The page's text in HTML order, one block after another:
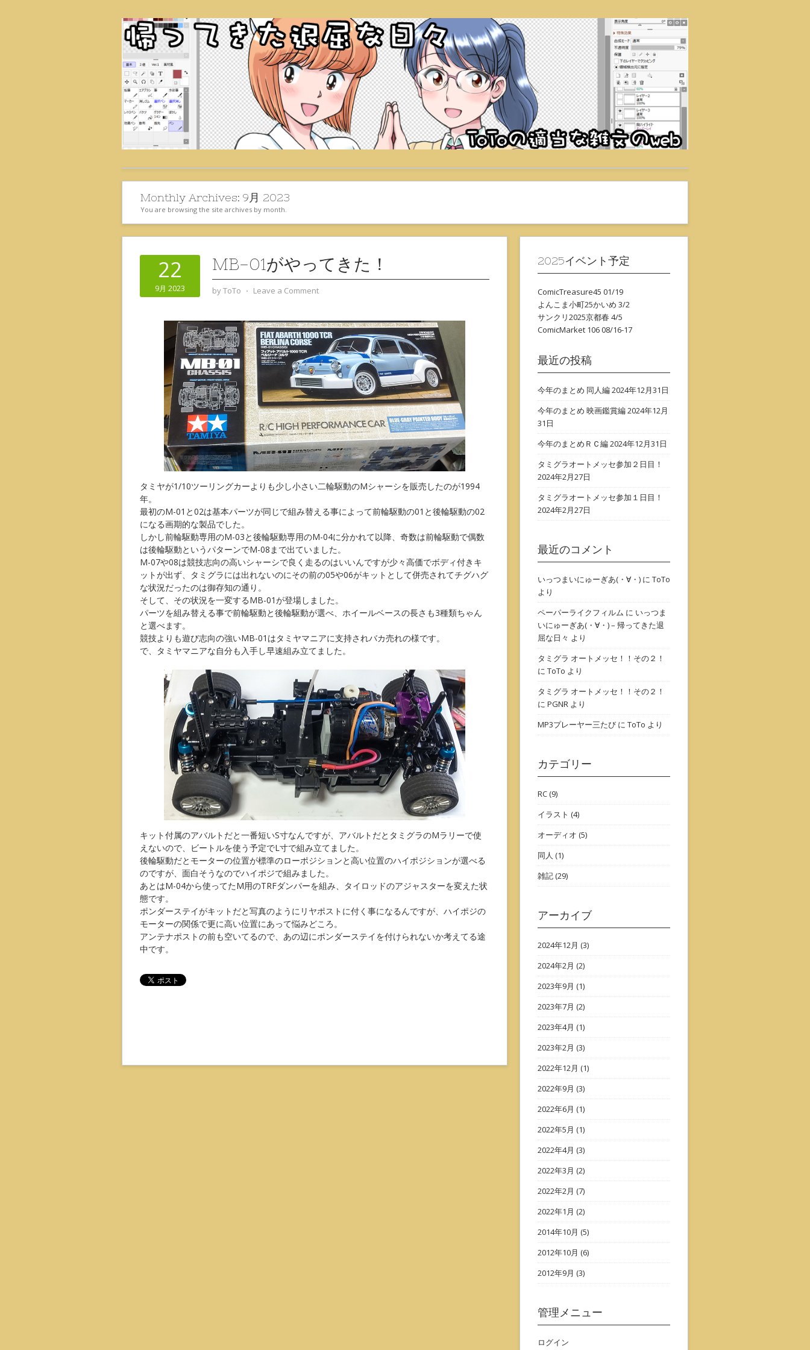
Monthly Archives: 9月 2023
You are browsing the site archives by month.
22
9月 2023
MB-01がやってきた！
byToTo ⋅ Leave a Comment
タミヤが1/10ツーリングカーよりも少し小さい二輪駆動のMシャーシを販売したのが1994
年。
最初のM-01と02は基本パーツが同じで組み替える事によって前輪駆動の01と後輪駆動の02
になる画期的な製品でした。
しかし前輪駆動専用のM-03と後輪駆動専用のM-04に分かれて以降、奇数は前輪駆動で偶数
は後輪駆動というパターンでM-08まで出ていました。
M-07や08は競技志向の高いシャーシで良く走るのはいいんですが少々高価でボディ付きキ
ットが出ず、タミグラには出れないのにその前の05や06がキットとして併売されてチグハグ
な状況だったのは御存知の通り。
そして、その状況を一変するMB-01が登場しました。
パーツを組み替える事で前輪駆動と後輪駆動が選べ、ホイールベースの長さも3種類ちゃん
と選べます。
競技よりも遊び志向の強いMB-01はタミヤマニアに支持されバカ売れの様です。
で、タミヤマニアな自分も入手し早速組み立てました。
キット付属のアバルトだと一番短いS寸なんですが、アバルトだとタミグラのMラリーで使
えないので、ビートルを使う予定でL寸で組み立てました。
後輪駆動だとモーターの位置が標準のローポジションと高い位置のハイポジションが選べる
のですが、面白そうなのでハイポジで組みました。
あとはM-04から使ってたM用のTRFダンパーを組み、タイロッドのアジャスターを変えた状
態です。
ポンダーステイがキットだと写真のようにリヤポストに付く事になるんですが、ハイポジの
モーターの関係で更に高い位置にあって悩みどころ。
アンテナポストの前も空いてるので、あの辺にポンダーステイを付けられないか考えてる途
中です。
2025イベント予定
ComicTreasure45 01/19
よんこま小町25かいめ 3/2
サンクリ2025京都春 4/5
ComicMarket 10608/16-17
最近の投稿
今年のまとめ 同人編2024年12月31日
今年のまとめ 映画鑑賞編2024年12月
31日
今年のまとめＲＣ編2024年12月31日
タミグラオートメッセ参加２日目！
2024年2月27日
タミグラオートメッセ参加１日目！
2024年2月27日
最近のコメント
いっつまいにゅーぎあ(・∀・) に ToTo
より
ペーパーライクフィルム に いっつま
いにゅーぎあ(・∀・) – 帰ってきた退
屈な日々 より
タミグラ オートメッセ！！その２！
に ToTo より
タミグラ オートメッセ！！その２！
に PGNR より
MP3プレーヤー三たび に ToTo より
カテゴリー
RC(9)
イラスト (4)
オーディオ (5)
同人 (1)
雑記(29)
アーカイブ
2024年12月 (3)
2024年2月 (2)
2023年9月 (1)
2023年7月 (2)
2023年4月 (1)
2023年2月 (3)
2022年12月 (1)
2022年9月 (3)
2022年6月 (1)
2022年5月 (1)
2022年4月 (3)
2022年3月 (2)
2022年2月 (7)
2022年1月 (2)
2014年10月 (5)
2012年10月 (6)
2012年9月 (3)
管理メニュー
ログイン